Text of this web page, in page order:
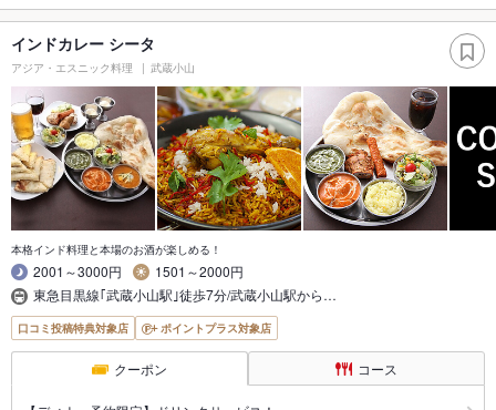
インドカレー シータ
アジア・エスニック料理 武蔵小山
本格インド料理と本場のお酒が楽しめる！
2001～3000円
1501～2000円
東急目黒線｢武蔵小山駅｣徒歩7分/武蔵小山駅から…
口コミ投稿特典対象店 ポイントプラス対象店
クーポン コース